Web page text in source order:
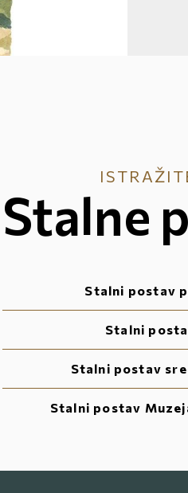
Stalne
Stalni postav
Stalni
Stalni postav
Stalni postav